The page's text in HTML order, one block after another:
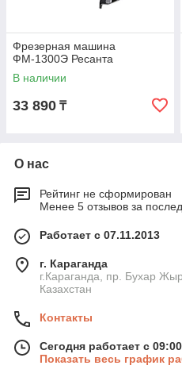
Фрезерная машина
ФМ-1300Э Ресанта
В наличии
33 890 ₸
О нас
Рейтинг не сформирован
Менее 5 отзывов за
Работает с 07.11.2013
г. Караганда
г.Караганда, пр. Бухар
Казахстан
Контакты
Сегодня работает с
Показать весь график